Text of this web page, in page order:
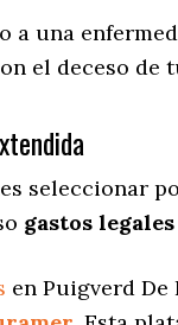
a una
el deceso de
seleccionar
gastos legales
en Puigverd